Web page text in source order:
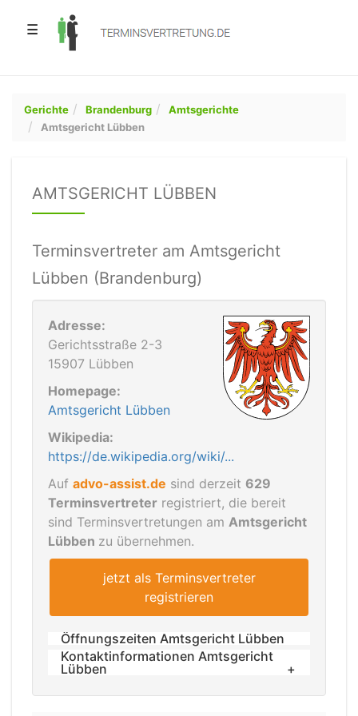
☰
Gerichte Brandenburg
Amtsgerichte
Amtsgericht Lübben
AMTSGERICHT LÜBBEN
Terminsvertreter am Amtsgericht
Lübben (Brandenburg)
Adresse:
Gerichtsstraße 2-3
15907 Lübben
Homepage:
Amtsgericht Lübben
Wikipedia:
https://de.wikipedia.org/wiki/...
Auf advo-assist.de sind derzeit 629
Terminsvertreter registriert, die bereit
sind Terminsvertretungen am Amtsgericht
Lübben zu übernehmen.
jetzt als Terminsvertreter
registrieren
Öffnungszeiten Amtsgericht Lübben
Dienstag:
09.00 - 12.00 und 13.00 - 17.00
Donnerstag:
Kontaktinformationen Amtsgericht
Lübben